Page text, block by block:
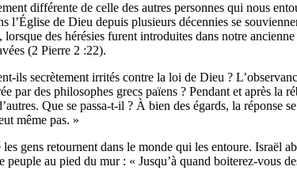
différente de celle des autres personnes qui nous
de Dieu depuis plusieurs décennies se
des hérésies furent introduites dans notre
(2 Pierre 2 :22).
ils secrètement irrités contre la loi de Dieu ?
des philosophes grecs païens ? Pendant et après la
Que se passa-t-il ? À bien des égards, la
même pas. »
gens retournent dans le monde qui les entoure. Israël
au pied du mur : « Jusqu’à quand boiterez-vous